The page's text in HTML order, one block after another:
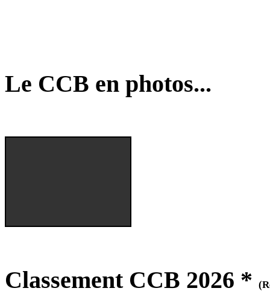
Le CCB en photos...
Classement CCB 2026 *